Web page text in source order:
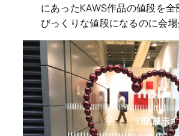
にあったKAWS作品の値段を全
びっくりな値段になるのに会場